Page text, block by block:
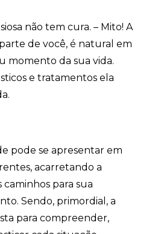
não tem cura. – Mito! A
de você, é natural em
momento da sua vida.
e tratamentos ela
pode se apresentar em
acarretando a
caminhos para sua
Sendo, primordial, a
para compreender,